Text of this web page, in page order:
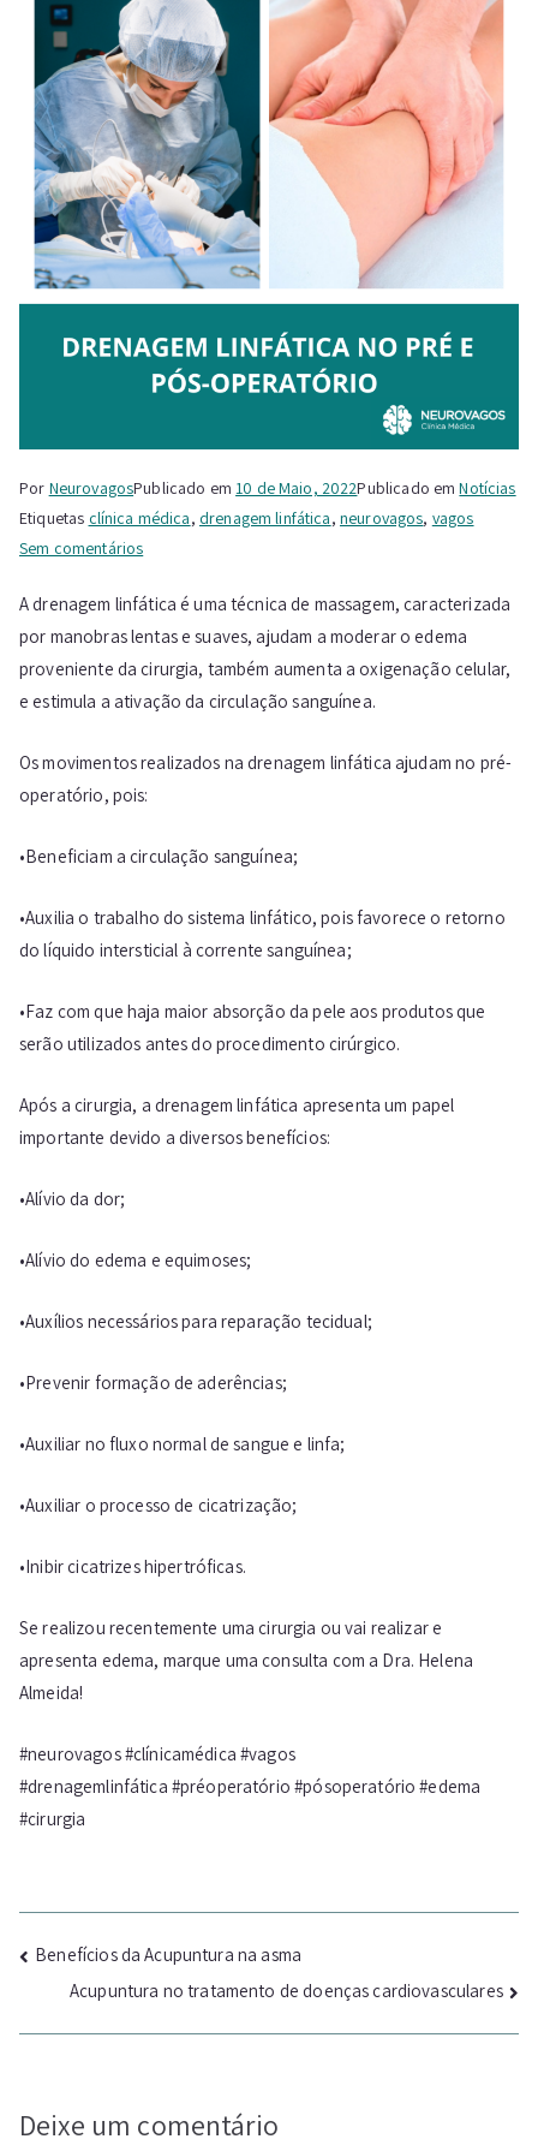
Por NeurovagosPublicado em10 de Maio, 2022Publicado emNotícias
Etiquetas clínica médica, drenagem linfática, neurovagos, vagos
Sem comentáriosem
LINFÁTICA
NO
PRÉ
E
OPERATÓRIO
￼
A drenagem linfática é uma técnica de massagem, caracterizada
por manobras lentas e suaves, ajudam a moderar o edema
proveniente da cirurgia, também aumenta a oxigenação celular,
e estimula a ativação da circulação sanguínea.
Os movimentos realizados na drenagem linfática ajudam no pré-
operatório, pois:
•Beneficiam a circulação sanguínea;
•Auxilia o trabalho do sistema linfático, pois favorece o retorno
do líquido intersticial à corrente sanguínea;
•Faz com que haja maior absorção da pele aos produtos que
serão utilizados antes do procedimento cirúrgico.
Após a cirurgia, a drenagem linfática apresenta um papel
importante devido a diversos benefícios:
•Alívio da dor;
•Alívio do edema e equimoses;
•Auxílios necessários para reparação tecidual;
•Prevenir formação de aderências;
•Auxiliar no fluxo normal de sangue e linfa;
•Auxiliar o processo de cicatrização;
•Inibir cicatrizes hipertróficas.
Se realizou recentemente uma cirurgia ou vai realizar e
apresenta edema, marque uma consulta com a Dra. Helena
Almeida!
#neurovagos #clínicamédica #vagos
#drenagemlinfática #préoperatório #pósoperatório #edema
#cirurgia
Navegação
Benefícios da Acupuntura na asma
Acupuntura no tratamento de doenças cardiovasculares
Deixe um comentário